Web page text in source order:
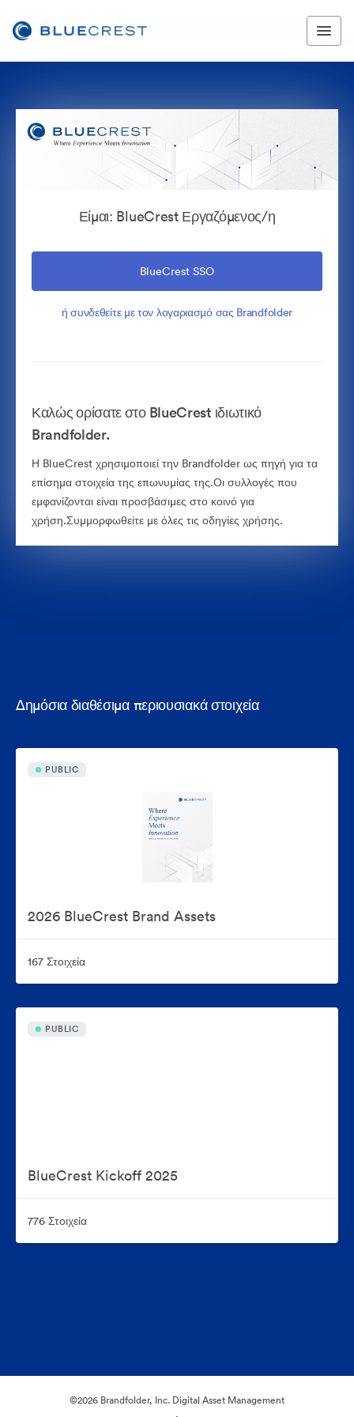
Είμαι: BlueCrest Εργαζόμενος/η
BlueCrest SSO
ή συνδεθείτε με τον λογαριασμό σας Brandfolder
Καλώς ορίσατε στο BlueCrest ιδιωτικό
Brandfolder.
Η BlueCrest χρησιμοποιεί την Brandfolder ως πηγή για τα
επίσημα στοιχεία της επωνυμίας της.Οι συλλογές που
εμφανίζονται είναι προσβάσιμες στο κοινό για
χρήση.Συμμορφωθείτε με όλες τις οδηγίες χρήσης.
Δημόσια διαθέσιμα περιουσιακά στοιχεία
PUBLIC
2026 BlueCrest Brand Assets
167 Στοιχεία
PUBLIC
BlueCrest Kickoff 2025
776 Στοιχεία
©2026 Brandfolder, Inc. Digital Asset Management